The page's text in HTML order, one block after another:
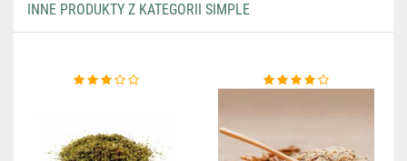
INNE PRODUKTY Z KATEGORII SIMPLE